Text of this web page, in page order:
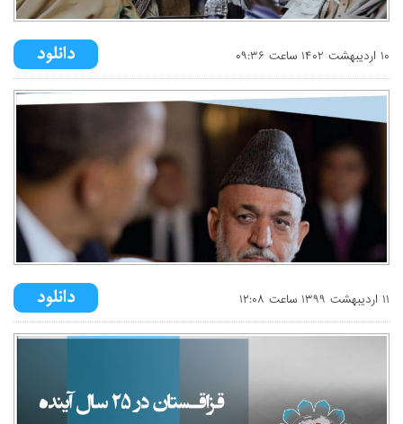
۱۰ ارديبهشت ۱۴۰۲ ساعت ۰۹:۳۶
۱۱ ارديبهشت ۱۳۹۹ ساعت ۱۲:۰۸